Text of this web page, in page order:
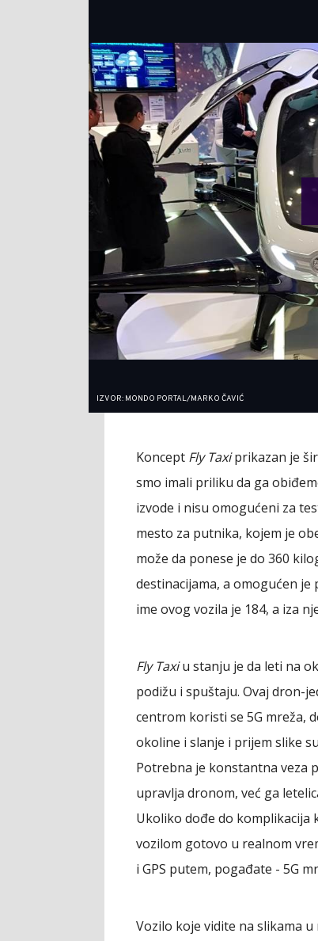
IZVOR: MONDO PORTAL/MARKO ČAVIĆ
Koncept Fly Taxiprikazan je
smo imali priliku da ga
izvode i nisu omogućeni za
mesto za putnika, kojem je
može da ponese je do 360
destinacijama, a omogućen
ime ovog vozila je 184, a iza
Fly Taxiu stanju je da leti na
podižu i spuštaju. Ovaj dron-
centrom koristi se 5G mreža,
okoline i slanje i prijem slike
Potrebna je konstantna veza
upravlja dronom, već ga
Ukoliko dođe do komplikacija
vozilom gotovo u realnom
i GPS putem, pogađate - 5G
Vozilo koje vidite na slikama